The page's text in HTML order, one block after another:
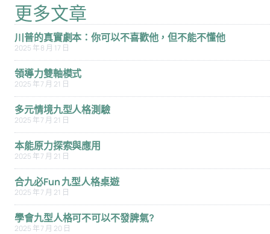
更多文章
川普的真實劇本：你可以不喜歡他，但不能不懂他
2025 年 8 月 17 日
領導力雙軸模式
2025 年 7 月 21 日
多元情境九型人格測驗
2025 年 7 月 21 日
本能原力探索與應用
2025 年 7 月 21 日
合九必Fun 九型人格桌遊
2025 年 7 月 21 日
學會九型人格可不可以不發脾氣?
2025 年 7 月 20 日